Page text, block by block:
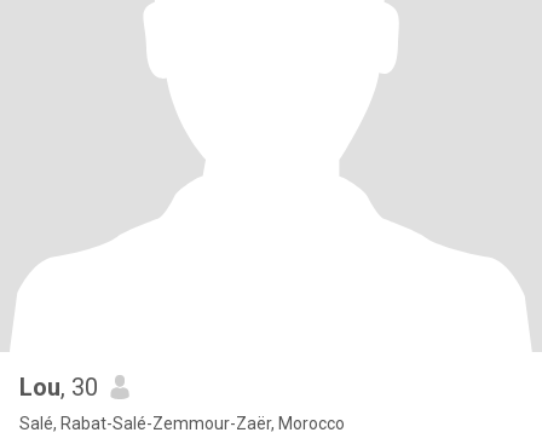
Lou, 30
Salé, Rabat-Salé-Zemmour-Zaër, Morocco